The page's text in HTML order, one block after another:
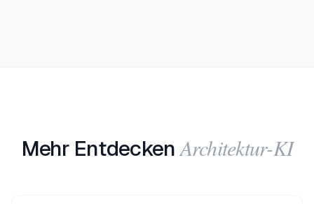
Mehr Entdecken Architektur-KI